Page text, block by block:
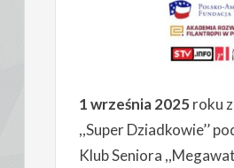
1 września 2025roku
,,Super Dziadkowie’’
Klub Seniora